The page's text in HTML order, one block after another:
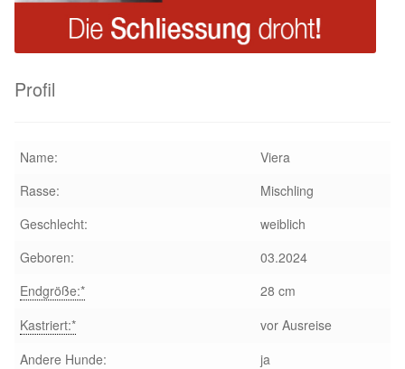
Glückliche Fellnasen
Happy End Stories
Regenbogenbrücke
Aktuelles
SALVA News
Kreativprojekte
Unsere Partnertierheime
Profil
Name:
Viera
Rasse:
Mischling
Geschlecht:
weiblich
Geboren:
03.2024
Endgröße:*
28 cm
Kastriert:*
vor Ausreise
Andere Hunde:
ja